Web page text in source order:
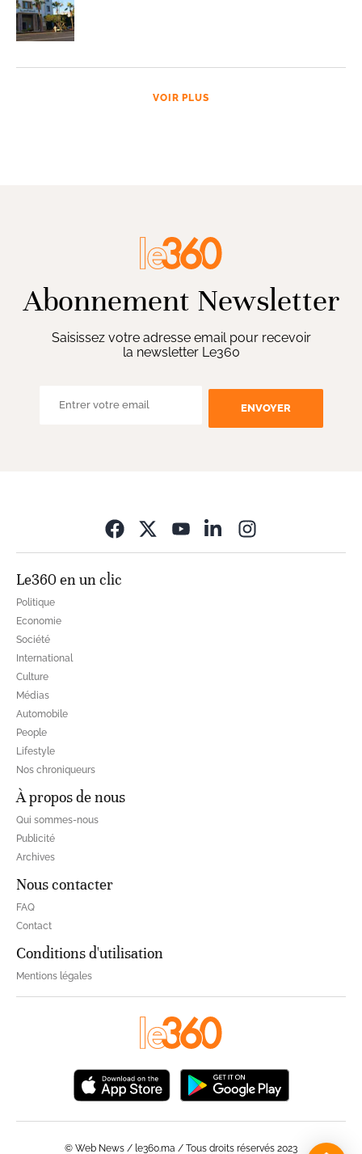
VOIR PLUS
Abonnement Newsletter
Saisissez votre adresse email pour recevoir
la newsletter Le360
ENVOYER
Le360 en un clic
Politique
Economie
Société
International
Culture
Médias
Automobile
People
Lifestyle
Nos chroniqueurs
À propos de nous
Qui sommes-nous
Publicité
Archives
Nous contacter
FAQ
Contact
Conditions d'utilisation
Mentions légales
© Web News / le360.ma / Tous droits réservés 2023